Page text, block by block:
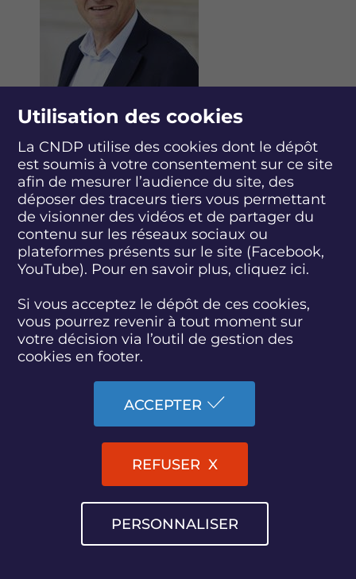
Utilisation des cookies
La CNDP utilise des cookies dont le dépôt
est soumis à votre consentement sur ce site
afin de mesurer l’audience du site, des
déposer des traceurs tiers vous permettant
de visionner des vidéos et de partager du
contenu sur les réseaux sociaux ou
plateformes présents sur le site (Facebook,
YouTube). Pour en savoir plus, cliquez ici.
Si vous acceptez le dépôt de ces cookies,
vous pourrez revenir à tout moment sur
votre décision via l’outil de gestion des
cookies en footer.
ACCEPTER
REFUSER
PERSONNALISER
Pascal Brerata travaillé à la direction
régionale de l'environnement, de
l'aménagement et du logement
(DREAL) en Bretagne. Il est garant à la
CNDP, actuellement sur la
concertation continue portant sur le
combustibles nucléaires usés sur le
site de La Hague.